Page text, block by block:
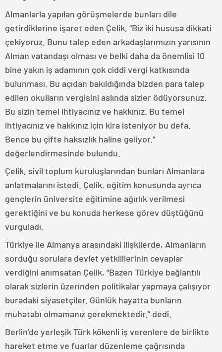
Almanlarla yapılan görüşmelerde bunları dile
getirdiklerine işaret eden Çelik, “Biz iki hususa dikkati
çekiyoruz. Bunu talep eden arkadaşlarımızın yarısının
Alman vatandaşı olması ve belki daha da önemlisi 10
bine yakın iş adamının çok ciddi vergi katkısında
bulunması. Bu açıdan bakıldığında bizden para talep
edilen okulların vergisini aslında sizler ödüyorsunuz.
Bu sizin temel ihtiyacınız ve hakkınız. Bu temel
ihtiyacınız ve hakkınız için kira isteniyor bu defa.
Bence bu çifte haksızlık haline geliyor.”
değerlendirmesinde bulundu.
Çelik, sivil toplum kuruluşlarından bunları Almanlara
anlatmalarını istedi. Çelik, eğitim konusunda ayrıca
gençlerin üniversite eğitimine ağırlık verilmesi
gerektiğini ve bu konuda herkese görev düştüğünü
vurguladı.
Türkiye ile Almanya arasındaki ilişkilerde, Almanların
sorduğu sorulara devlet yetkililerinin cevaplar
verdiğini anımsatan Çelik, “Bazen Türkiye bağlantılı
olarak sizlerin üzerinden politikalar yapmaya çalışıyor
buradaki siyasetçiler. Günlük hayatta bunların
muhatabı olmamanız gerekmektedir.” dedi.
Berlin’de yerleşik Türk kökenli iş verenlere de birlikte
hareket etme ve fuarlar düzenleme çağrısında